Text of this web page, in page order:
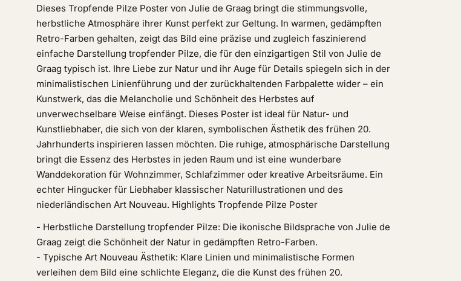
Dieses Tropfende Pilze Poster von Julie de Graag bringt die stimmungsvolle,
herbstliche Atmosphäre ihrer Kunst perfekt zur Geltung. In warmen, gedämpften
Retro-Farben gehalten, zeigt das Bild eine präzise und zugleich faszinierend
einfache Darstellung tropfender Pilze, die für den einzigartigen Stil von Julie de
Graag typisch ist. Ihre Liebe zur Natur und ihr Auge für Details spiegeln sich in der
minimalistischen Linienführung und der zurückhaltenden Farbpalette wider – ein
Kunstwerk, das die Melancholie und Schönheit des Herbstes auf
unverwechselbare Weise einfängt. Dieses Poster ist ideal für Natur- und
Kunstliebhaber, die sich von der klaren, symbolischen Ästhetik des frühen 20.
Jahrhunderts inspirieren lassen möchten. Die ruhige, atmosphärische Darstellung
bringt die Essenz des Herbstes in jeden Raum und ist eine wunderbare
Wanddekoration für Wohnzimmer, Schlafzimmer oder kreative Arbeitsräume. Ein
echter Hingucker für Liebhaber klassischer Naturillustrationen und des
niederländischen Art Nouveau. Highlights Tropfende Pilze Poster
- Herbstliche Darstellung tropfender Pilze: Die ikonische Bildsprache von Julie de
Graag zeigt die Schönheit der Natur in gedämpften Retro-Farben.
- Typische Art Nouveau Ästhetik: Klare Linien und minimalistische Formen
verleihen dem Bild eine schlichte Eleganz, die die Kunst des frühen 20.